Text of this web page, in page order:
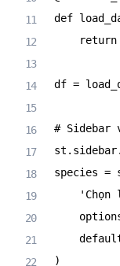
def
return
df =
# Sidebar
st . sidebar.
species =
)